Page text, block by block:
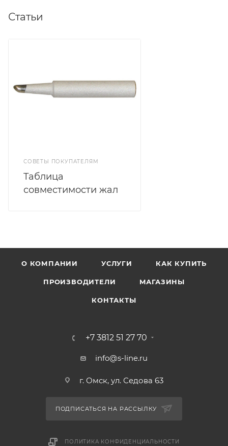
Статьи
СОВЕТЫ ПОКУПАТЕЛЯМ
Таблица
совместимости жал
О КОМПАНИИ УСЛУГИ КАК КУПИТЬ
ПРОИЗВОДИТЕЛИ МАГАЗИНЫ
КОНТАКТЫ
+7 3812 51 27 70
info@s-line.ru
г. Омск, ул. Седова 63
ПОДПИСАТЬСЯ НА РАССЫЛКУ
ПОЛИТИКА КОНФИДЕНЦИАЛЬНОСТИ